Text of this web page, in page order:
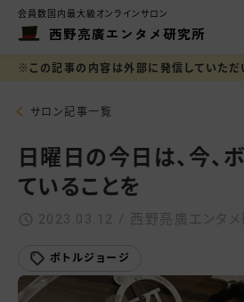
会員数国内最大級オンラインサロン
西野亮廣エンタメ研究所
※この記事の内容は外部に発信していただ
サロン記事一覧
日曜日の今日は、今、
ていることを
2023.03.12 / 西野亮廣エンタメ
ボトルジョージ